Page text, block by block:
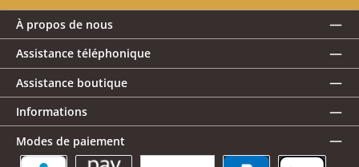
À propos de nous
Assistance téléphonique
Assistance boutique
Informations
Modes de paiement